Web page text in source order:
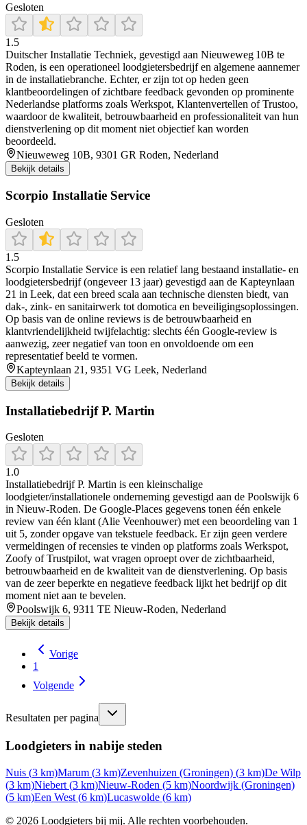
Gesloten
1.5
Duitscher Installatie Techniek, gevestigd aan Nieuweweg 10B te
Roden, is een operationeel loodgietersbedrijf en algemene aannemer
in de installatiebranche. Echter, er zijn tot op heden geen
klantbeoordelingen of zichtbare feedback gevonden op prominente
Nederlandse platforms zoals Werkspot, Klantenvertellen of Trustoo,
waardoor de kwaliteit, betrouwbaarheid en professionaliteit van hun
dienstverlening op dit moment niet objectief kan worden
beoordeeld.
Nieuweweg 10B, 9301 GR Roden, Nederland
Bekijk details
Scorpio Installatie Service
Gesloten
1.5
Scorpio Installatie Service is een relatief lang bestaand installatie‑ en
loodgietersbedrijf (ongeveer 13 jaar) gevestigd aan de Kapteynlaan
21 in Leek, dat een breed scala aan technische diensten biedt, van
dak‑, zink‑ en sanitairwerk tot domotica en beveiligingsoplossingen.
Op basis van de online reviews is de betrouwbaarheid en
klantvriendelijkheid twijfelachtig: slechts één Google‑review is
aanwezig, zeer negatief van toon en onvoldoende om een
representatief beeld te vormen.
Kapteynlaan 21, 9351 VG Leek, Nederland
Bekijk details
Installatiebedrijf P. Martin
Gesloten
1.0
Installatiebedrijf P. Martin is een kleinschalige
loodgieter/installationele onderneming gevestigd aan de Poolswijk 6
in Nieuw‑Roden. De Google‑Places gegevens tonen één enkele
review van één klant (Alie Veenhouwer) met een beoordeling van 1
uit 5, zonder opgave van tekstuele feedback. Er zijn geen verdere
vermeldingen of recensies te vinden op platforms zoals Werkspot,
Zoofy of Trustpilot, wat vragen oproept over de zichtbaarheid,
betrouwbaarheid en de kwaliteit van de dienstverlening. Op basis
van de zeer beperkte en negatieve feedback lijkt het bedrijf op dit
moment niet aan te bevelen.
Poolswijk 6, 9311 TE Nieuw-Roden, Nederland
Bekijk details
Vorige
1
Volgende
Resultaten per pagina
Loodgieters in nabije steden
Nuis (3 km)Marum (3 km)Zevenhuizen (Groningen) (3 km)De Wilp
(3 km)Niebert (3 km)Nieuw-Roden (5 km)Noordwijk (Groningen)
(5 km)Een West (6 km)Lucaswolde (6 km)
© 2026 Loodgieters bij mij. Alle rechten voorbehouden.